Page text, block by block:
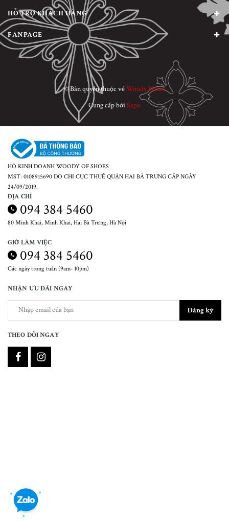
HỖ TRỢ KHÁCH HÀNG
FANPAGE
© Bản quyền thuộc vềWoody Planet
Cung cấp bởiSapo
HỘ KINH DOANH WOODY OF SHOES
MST: 0108915690 DO CHI CỤC THUẾ QUẬN HAI BÀ TRƯNG CẤP NGÀY
24/09/2019.
ĐỊA CHỈ
094 384 5460
80 Minh Khai, Minh Khai, Hai Bà Trưng, Hà Nội
GIỜ LÀM VIỆC
094 384 5460
Các ngày trong tuần (9am- 10pm)
NHẬN ƯU ĐÃI NGAY
Đăng ký
THEO DÕI NGAY